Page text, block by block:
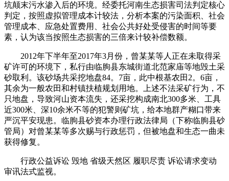
坑颠末污水渗入后的环境。经委托河南生态损害司法判定核心
判定，按照虚拟管理成本计较法，分析本案的污染面积、社会
管理成本、应急处置费用、社会公共好处受侵害的时间等要
素，认为该当按照生态损害的三倍来计较补偿数额。
2012年下半年至2017年3月份，曾某某等人正在未取得采
矿许可的环境下，私行由临朐县东城街道北范家庙等地毁土采
砂取利。该砂场共采挖地盘84。7亩，此中根基农田2。6亩，
其余为一般农田和村镇扶植规划用地。上述不法采矿行为，不
只地盘，导致河山资本流失，还采挖构成南北300多米、工具
近300米、深10余米不等的犯警则矿坑，给本地群产糊口带来
严沉平安现患。临朐县砂资本办理行政法律局（下称临朐县砂
管局）对曾某某等多次赐与行政惩罚，但被地盘和生态一曲未
获得修复。
行政公益诉讼 毁地 省级天然区 履职尽责 诉讼请求变动
审讯法式监视。